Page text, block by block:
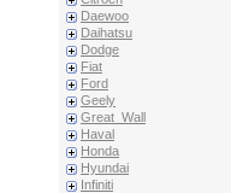
Daewoo
Daihatsu
Dodge
Fiat
Ford
Geely
Great_Wall
Haval
Honda
Hyundai
Infiniti